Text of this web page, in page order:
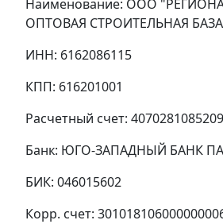
Наименование: ООО
ОПТОВАЯ СТРОИТЕЛЬНАЯ
ИНН: 6162086115
КПП: 616201001
Расчетный счет:
Банк: ЮГО-ЗАПАДНЫЙ БАНК
БИК: 046015602
Корр. счет: